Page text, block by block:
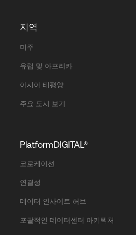
지역
미주
유럽 및 아프리카
아시아 태평양
주요 도시 보기
PlatformDIGITAL®
코로케이션
연결성
데이터 인사이트 허브
포괄적인 데이터센터 아키텍처